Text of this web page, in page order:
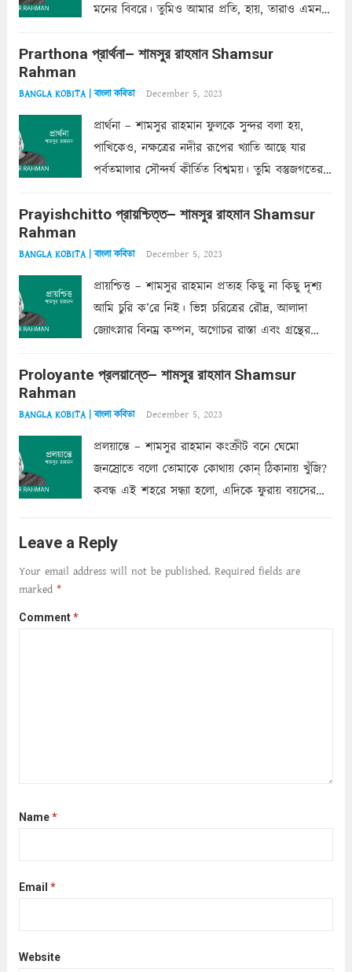
মনের বিবরে। তুমিও আমার প্রতি, হায়, তারাও এমন
একান্ত জরুরি- নইলে একটি দেয়াল নিমেষেই ভীষণ
Prarthona প্রার্থনা– শামসুর রাহমান Shamsur
Rahman
BANGLA KOBITA | বাংলা কবিতা December 5, 2023
প্রার্থনা – শামসুর রাহমান ফুলকে সুন্দর বলা হয়,
পাখিকেও, নক্ষত্রের নদীর রূপের খ্যাতি আছে যার
পর্বতমালার সৌন্দর্য কীর্তিত বিশ্বময়। তুমি বস্তুজগতের
তার সুষমায় পার্থক্য অনেক। তোমাকে সুন্দরী বলা চলে,
Prayishchitto প্রায়শ্চিত্ত– শামসুর রাহমান Shamsur
Rahman
BANGLA KOBITA | বাংলা কবিতা December 5, 2023
প্রায়শ্চিত্ত – শামসুর রাহমান প্রত্যহ কিছু না কিছু দৃশ্য
আমি চুরি ক’রে নিই। ভিন্ন চরিত্রের রৌদ্র, আলাদা
জ্যোৎস্নার বিনম্র কম্পন, অগোচর রাস্তা এবং গ্রন্থের
ছায়াচ্ছন্ন মোহন মিথুন মূর্তি, লোপামুদ্রা ভীষণ বিব্রত
Proloyante প্রলয়ান্তে– শামসুর রাহমান Shamsur
Rahman
BANGLA KOBITA | বাংলা কবিতা December 5, 2023
প্রলয়ান্তে – শামসুর রাহমান কংক্রীট বনে ঘেমো
জনস্রোতে বলো তোমাকে কোথায় কোন্‌ ঠিকানায় খুঁজি?
কবন্ধ এই শহরে সন্ধ্যা হলো, এদিকে ফুরায় বয়সের
আমার শরীরে সখ্য গড়ে, তোমার গহন ঊর্মিল যৌবন
আনে আশ্বন...
Leave a Reply
Your email address will not be published. Required fields are
marked *
Comment*
Name*
Email *
Website